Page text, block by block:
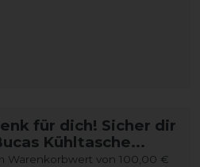
für dich! Sicher dir
Kühltasche...
Warenkorbwert von 100,00 €